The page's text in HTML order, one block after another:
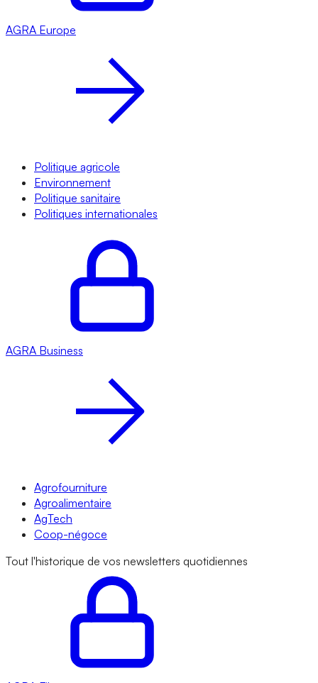
AGRA Europe
Politique agricole
Environnement
Politique sanitaire
Politiques internationales
AGRA Business
Agrofourniture
Agroalimentaire
AgTech
Coop-négoce
Tout l'historique de vos newsletters quotidiennes